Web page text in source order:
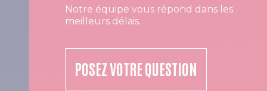
Notre équipe vous répond dans les
meilleurs délais.
POSEZ VOTRE QUESTION